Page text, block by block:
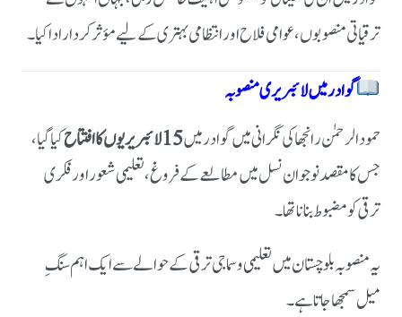
ترقیاتی منصوبوں، عوامی فلاح اور انتظامی بہتری کے لیے مؤثر کردار ادا کیا۔
گوادر میں لائبریری منصوبہ
حمود الرحمٰن رانجھا کی نگرانی میں گوادر میں15 لائبریریوں کا افتتاح
کیا گیا،
جس کا مقصد نوجوان نسل میں مطالعے کے فروغ، تعلیمی شعور اور فکری
ترقی کو مضبوط بنانا تھا۔
یہ منصوبہ بلوچستان میں تعلیمی و سماجی ترقی کے حوالے سے ایک اہم سنگِ
میل سمجھا جاتا ہے۔